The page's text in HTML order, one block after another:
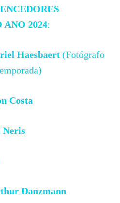
ANO 2024:
Haesbaert (Fotógrafo
Costa
Neris
Danzmann